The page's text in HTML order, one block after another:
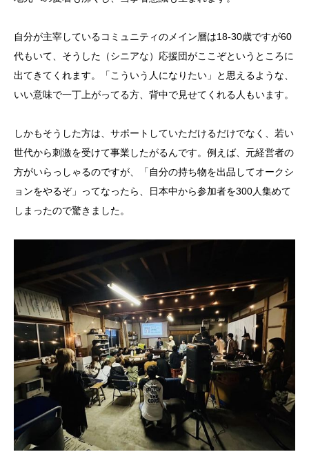
自分が主宰しているコミュニティのメイン層は18-30歳ですが60
代もいて、そうした（シニアな）応援団がここぞというところに
出てきてくれます。「こういう人になりたい」と思えるような、
いい意味で一丁上がってる方、背中で見せてくれる人もいます。
しかもそうした方は、サポートしていただけるだけでなく、若い
世代から刺激を受けて事業したがるんです。例えば、元経営者の
方がいらっしゃるのですが、「自分の持ち物を出品してオークシ
ョンをやるぞ」ってなったら、日本中から参加者を300人集めて
しまったので驚きました。